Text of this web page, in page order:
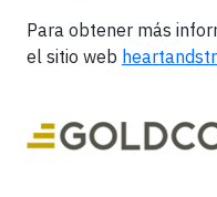
Para obtener más
el sitio web